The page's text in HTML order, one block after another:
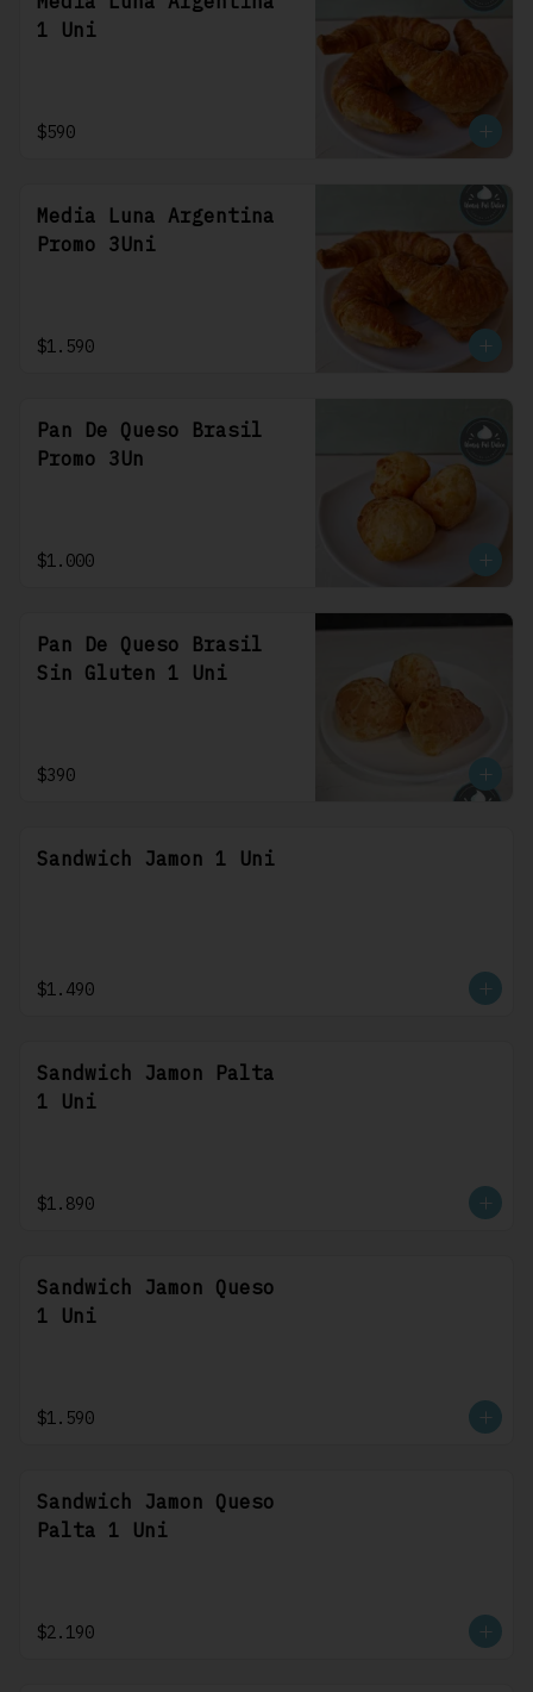
1 Uni
$590
Media Luna Argentina
Promo 3Uni
$1.590
Pan De Queso Brasil
Promo 3Un
$1.000
Pan De Queso Brasil
Sin Gluten 1 Uni
$390
Sandwich Jamon 1 Uni
$1.490
Sandwich Jamon Palta
1 Uni
$1.890
Sandwich Jamon Queso
1 Uni
$1.590
Sandwich Jamon Queso
Palta 1 Uni
$2.190